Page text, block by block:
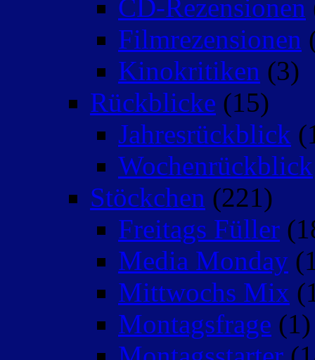
CD-Rezensionen
Filmrezensionen
Kinokritiken (3)
Rückblicke (15)
Jahresrückblick
Wochenrückblick
Stöckchen (221)
Freitags Füller
Media Monday
Mittwochs Mix
Montagsfrage (1)